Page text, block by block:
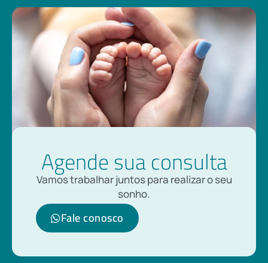
Agende sua consulta
Vamos trabalhar juntos para realizar o seu
sonho.
Fale conosco